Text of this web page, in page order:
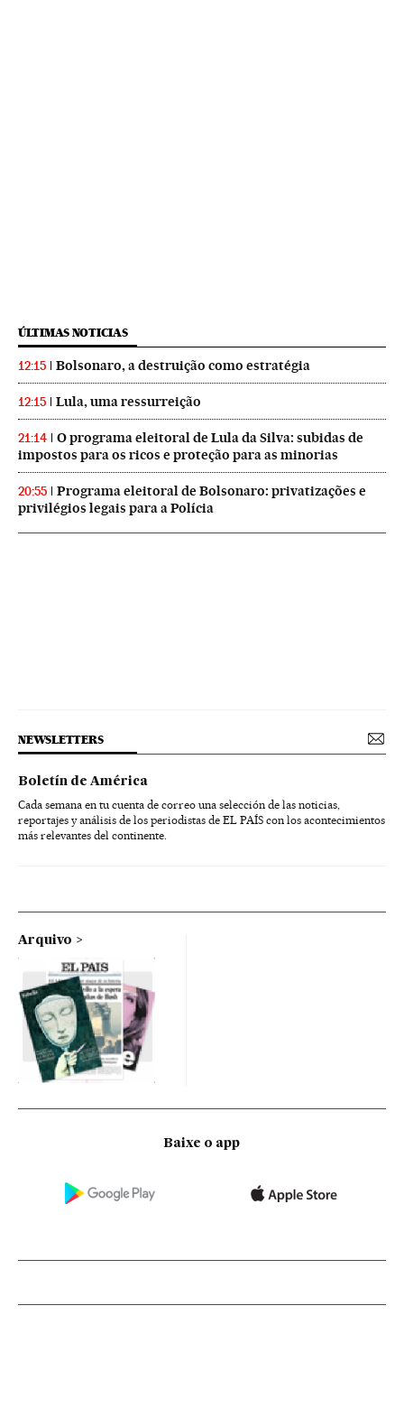
ÚLTIMAS NOTICIAS
12:15 Bolsonaro, a destruição como estratégia
12:15 Lula, uma ressurreição
21:14
O programa eleitoral de Lula da Silva: subidas de
impostos para os ricos e proteção para as minorias
20:55
Programa eleitoral de Bolsonaro: privatizações e
privilégios legais para a Polícia
NEWSLETTERS
Boletín de América
Cada semana en tu cuenta de correo una selección de las noticias,
reportajes y análisis de los periodistas de EL PAÍS con los acontecimientos
más relevantes del continente.
Arquivo
Baixe o app